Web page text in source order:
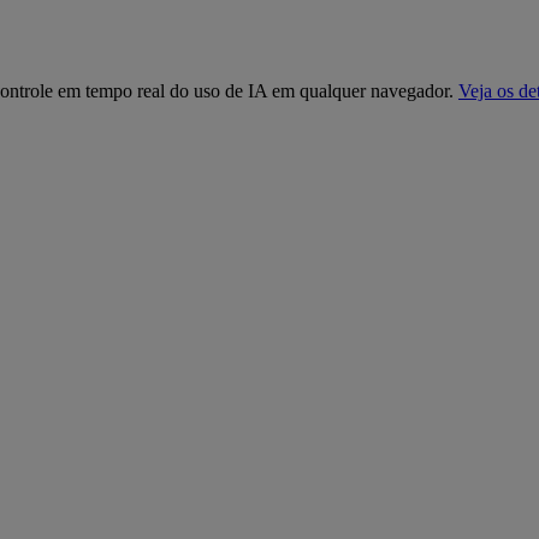
em tempo real do uso de IA em qualquer navegador. Veja os